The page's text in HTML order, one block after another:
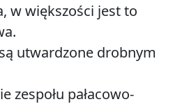
w większości jest to
utwardzone drobnym
zespołu pałacowo-